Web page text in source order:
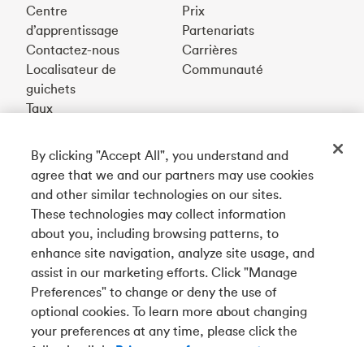
Centre
d’apprentissage
Contactez-nous
Localisateur de
guichets
Taux
Prix
Partenariats
Carrières
Communauté
English
Téléchargez notre appli
Connectez-vous avec nous
Tangerine est le nom commercial de la Banque Tangerine,
By clicking "Accept All", you understand and
agree that we and our partners may use cookies
and other similar technologies on our sites.
These technologies may collect information
about you, including browsing patterns, to
enhance site navigation, analyze site usage, and
assist in our marketing efforts. Click "Manage
Preferences" to change or deny the use of
optional cookies. To learn more about changing
your preferences at any time, please click the